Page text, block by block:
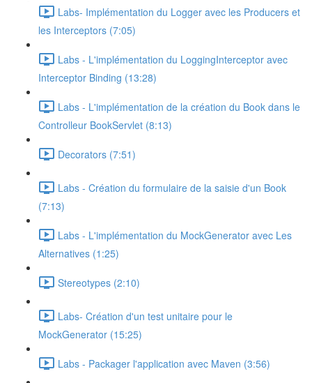
Labs- Implémentation du Logger avec les Producers et
les Interceptors (7:05)
Labs - L'implémentation du LoggingInterceptor avec
Interceptor Binding (13:28)
Labs - L'implémentation de la création du Book dans le
Controlleur BookServlet (8:13)
Decorators (7:51)
Labs - Création du formulaire de la saisie d'un Book
(7:13)
Labs - L'implémentation du MockGenerator avec Les
Alternatives (1:25)
Stereotypes (2:10)
Labs- Création d'un test unitaire pour le
MockGenerator (15:25)
Labs - Packager l'application avec Maven (3:56)